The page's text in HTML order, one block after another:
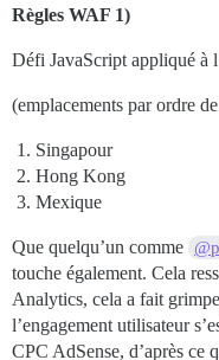
Règles WAF 1)
Défi JavaScript appliqué à
(emplacements par ordre
Singapour
Hong Kong
Mexique
Que quelqu’un comme
touche également. Cela
Analytics, cela a fait
l’engagement utilisateur
CPC AdSense, d’après ce